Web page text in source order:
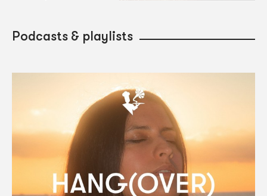
Podcasts & playlists